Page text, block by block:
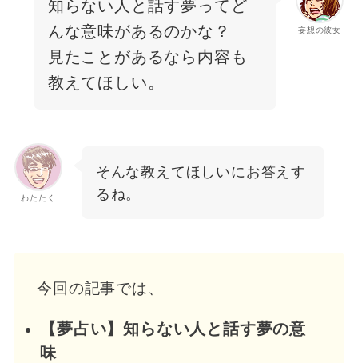
妄想の彼女
知らない人と話す夢ってど
んな意味があるのかな？
見たことがあるなら内容も
教えてほしい。
わたたく
そんな教えてほしいにお答えす
るね。
今回の記事では、
【夢占い】知らない人と話す夢の意
味